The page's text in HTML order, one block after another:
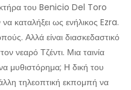
του Benicio Del Toro
καταλήξει ως ενήλικος Ezra.
Αλλά είναι διασκεδαστικό
νεαρό Τζέντι. Μια ταινία
μυθιστόρημα; Η δική του
τηλεοπτική εκπομπή να